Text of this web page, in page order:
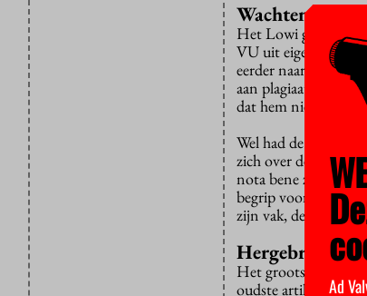
Wachten met
Het Lowi geeft de
VU uit eigen
eerder naar
aan plagiaat. Ook
dat hem niet
Wel had de VU
zich over de klacht
nota bene zelf heeft
begrip voor
zijn vak, de
Hergebruik
Het grootste deel
oudste artikelen die
Ad